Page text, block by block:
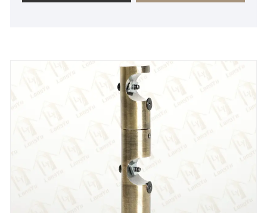
herunder pletteringsfarver og malingsfarver.